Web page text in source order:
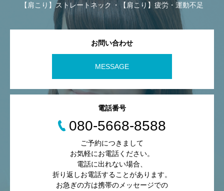
【肩こり】ストレートネック
【肩こり】疲労・運動不足
お問い合わせ
MESSAGE
電話番号
080-5668-8588
ご予約につきまして
お気軽にお電話ください。
電話に出れない場合、
折り返しお電話することがあります。
お急ぎの方は携帯のメッセージでの